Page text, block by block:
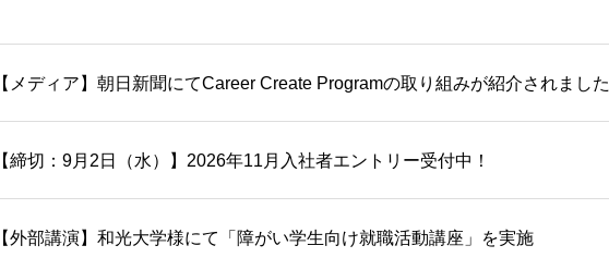
【メディア】朝日新聞にてCareer Create Programの取り組みが紹介されました
【締切：9月2日（水）】2026年11月入社者エントリー受付中！
【外部講演】和光大学様にて「障がい学生向け就職活動講座」を実施